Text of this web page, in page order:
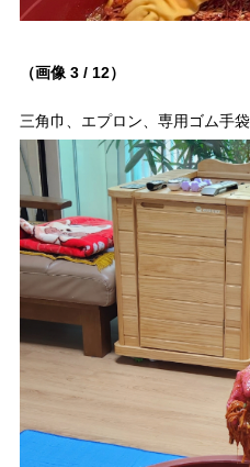
（画像 3 / 12）
三角巾、エプロン、専用ゴム手